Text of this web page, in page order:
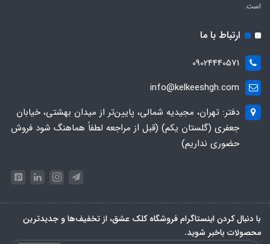
است.
ارتباط با ما
09024440571
info@kelkeeshgh.com
دفتر: تهران، مجیدیه شمالی، پایین‌تر از میدان بهشتی، خیابان
جعفری (گلستان یکم) (قبل از مراجعه لطفاً هماهنگ شود فروش
حضوری نداریم)
با دنبال کردن اینستاگرام فروشگاه کلک عشق، از تخفیف‌ها و جدیدترین‌
محصولات باخبر شوید.